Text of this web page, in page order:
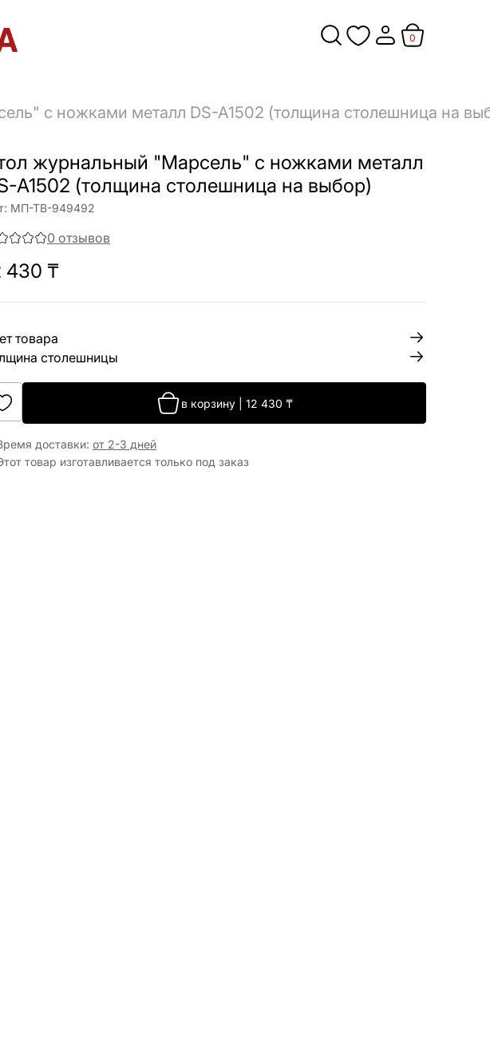
0
с ножками металл DS-A1502 (толщина столешница на
журнальный "Марсель" с ножками металл
A1502 (толщина столешница на выбор)
МП-ТВ-949492
0 отзывов
430 ₸
товара
столешницы
в корзину| 12 430 ₸
доставки: от 2-3 дней
товар изготавливается только под заказ